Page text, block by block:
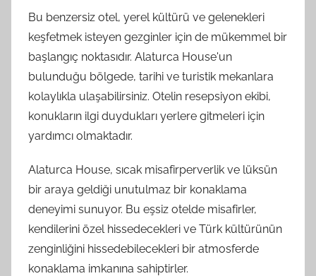
Bu benzersiz otel, yerel kültürü ve gelenekleri
keşfetmek isteyen gezginler için de mükemmel bir
başlangıç noktasıdır. Alaturca House'un
bulunduğu bölgede, tarihi ve turistik mekanlara
kolaylıkla ulaşabilirsiniz. Otelin resepsiyon ekibi,
konukların ilgi duydukları yerlere gitmeleri için
yardımcı olmaktadır.
Alaturca House, sıcak misafirperverlik ve lüksün
bir araya geldiği unutulmaz bir konaklama
deneyimi sunuyor. Bu eşsiz otelde misafirler,
kendilerini özel hissedecekleri ve Türk kültürünün
zenginliğini hissedebilecekleri bir atmosferde
konaklama imkanına sahiptirler.